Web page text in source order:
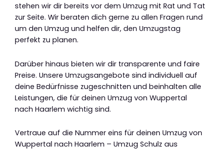
stehen wir dir bereits vor dem Umzug mit Rat und Tat
zur Seite. Wir beraten dich gerne zu allen Fragen rund
um den Umzug und helfen dir, den Umzugstag
perfekt zu planen.
Darüber hinaus bieten wir dir transparente und faire
Preise. Unsere Umzugsangebote sind individuell auf
deine Bedürfnisse zugeschnitten und beinhalten alle
Leistungen, die für deinen Umzug von Wuppertal
nach Haarlem wichtig sind.
Vertraue auf die Nummer eins für deinen Umzug von
Wuppertal nach Haarlem – Umzug Schulz aus